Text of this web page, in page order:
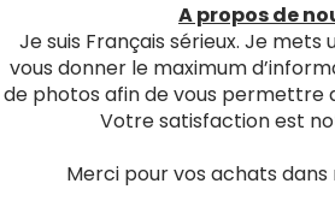
A propos de
Je suis Français sérieux. Je mets
vous donner le maximum
de photos afin de vous permettre
Votre satisfaction est
Merci pour vos achats